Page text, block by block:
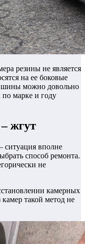
резины не является
на ее боковые
шины можно довольно
марке и году
жгут
ситуация вполне
способ ремонта.
не
камерных
такой метод не